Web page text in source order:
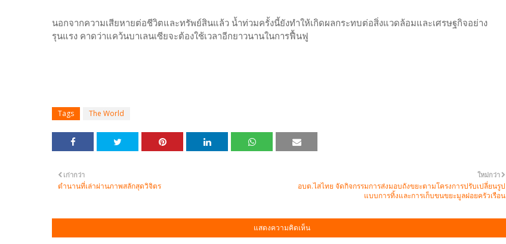
นอกจากความเสียหายต่อชีวิตและทรัพย์สินแล้ว น้ำท่วมครั้งนี้ยังทำให้เกิดผลกระทบต่อสิ่งแวดล้อมและเศรษฐกิจอย่าง
รุนแรง คาดว่าแคว้นบาเลนเซียจะต้องใช้เวลาอีกยาวนานในการฟื้นฟู
Tags The World
ใหม่กว่า
อบต.ไสไทย จัดกิจกรรมการส่งมอบถังขยะตามโครงการปรับเปลี่ยนรูป
แบบการทิ้งและการเก็บขนขยะมูลฝอยครัวเรือน
เก่ากว่า
ตำนานที่เล่าผ่านภาพสลักสุดวิจิตร
แสดงความคิดเห็น